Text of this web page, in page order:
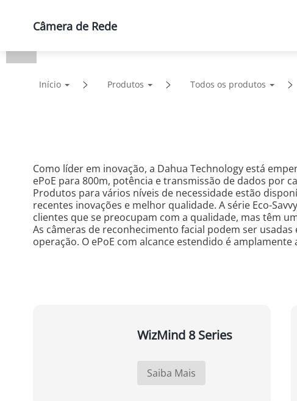
Produtos
Início Produtos Todos os produtos
Câmera de Rede
Como líder em inovação, a Dahua Technology está
ePoE para 800m, potência e transmissão de dados por
Produtos para vários níveis de necessidade estão
recentes inovações e melhor qualidade. A série Eco-
clientes que se preocupam com a qualidade, mas têm
As câmeras de reconhecimento facial podem ser
operação. O ePoE com alcance estendido é
WizMind 8 Series
Saiba Mais